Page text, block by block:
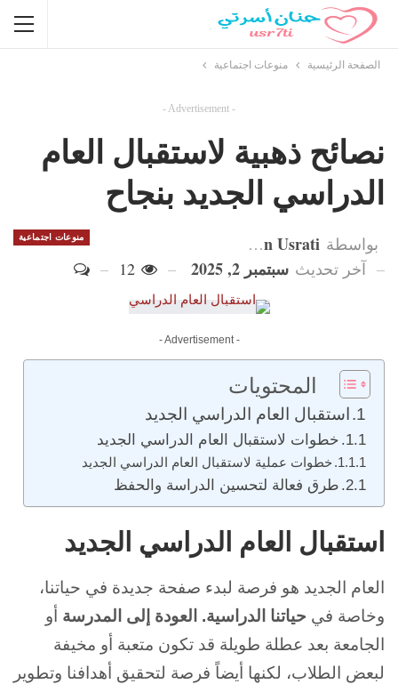
الصفحة الرئيسية منوعات اجتماعية
- Advertisement -
نصائح ذهبية لاستقبال العام
الدراسي الجديد بنجاح
منوعات اجتماعية بواسطة Hanan Usrati
آخر تحديث سبتمبر 2, 2025
- Advertisement -
المحتويات
استقبال العام الدراسي الجديد
خطوات لاستقبال العام الدراسي الجديد
خطوات عملية لاستقبال العام الدراسي الجديد
طرق فعالة لتحسين الدراسة والحفظ
استقبال العام الدراسي الجديد
العام الجديد هو فرصة لبدء صفحة جديدة في حياتنا،
وخاصة في حياتنا الدراسية. العودة إلى المدرسة أو
الجامعة بعد عطلة طويلة قد تكون متعبة أو مخيفة
لبعض الطلاب، لكنها أيضاً فرصة لتحقيق أهدافنا وتطوير